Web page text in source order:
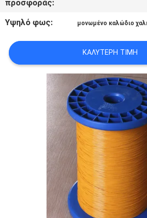
ΕΙΔΉΣΕΙΣ
ΖΗΤΉΣΤΕ
ΈΝΑ
ΑΠΌΣΠΑΣΜΑ
SITEMAP
PRIVACY
POLICY
προσφοράς:
Υψηλό φως: μονωμένο καλώδιο
ΚΑΛΎΤΕΡΗ ΤΙΜΉ